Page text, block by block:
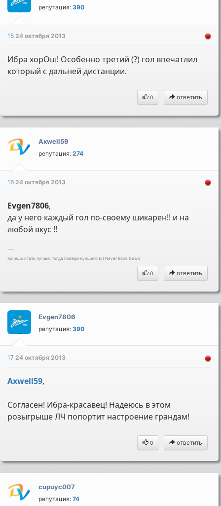
репутация:390
1524 октября 2013
Ибра хорОш! Особенно третий (?) гол впечатлил
который с дальней дистанции.
0 ответить
Axwell59
репутация:274
1624 октября 2013
Evgen7806,
да у него каждый гол по-своему шикарен!! и на
любой вкус !!
---
Хочешь стать лучше, тогда победи лучшего (c) Never Back Down
0 ответить
Evgen7806
репутация:390
1724 октября 2013
Axwell59,
Согласен! Ибра-красавец! Надеюсь в этом
розыгрыше ЛЧ попортит настроение грандам!
0 ответить
cupuyc007
репутация:74